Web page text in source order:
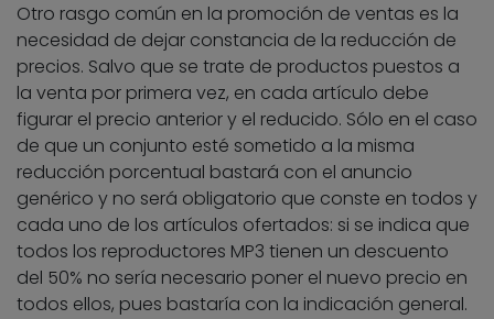
Otro rasgo común en la promoción de ventas es la
necesidad de dejar constancia de la reducción de
precios. Salvo que se trate de productos puestos a
la venta por primera vez, en cada artículo debe
figurar el precio anterior y el reducido. Sólo en el caso
de que un conjunto esté sometido a la misma
reducción porcentual bastará con el anuncio
genérico y no será obligatorio que conste en todos y
cada uno de los artículos ofertados: si se indica que
todos los reproductores MP3 tienen un descuento
del 50% no sería necesario poner el nuevo precio en
todos ellos, pues bastaría con la indicación general.